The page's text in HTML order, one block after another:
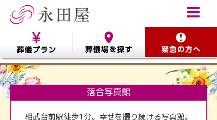
落合写真館
相武台前駅徒歩1分。幸せを撮り続ける写真館。